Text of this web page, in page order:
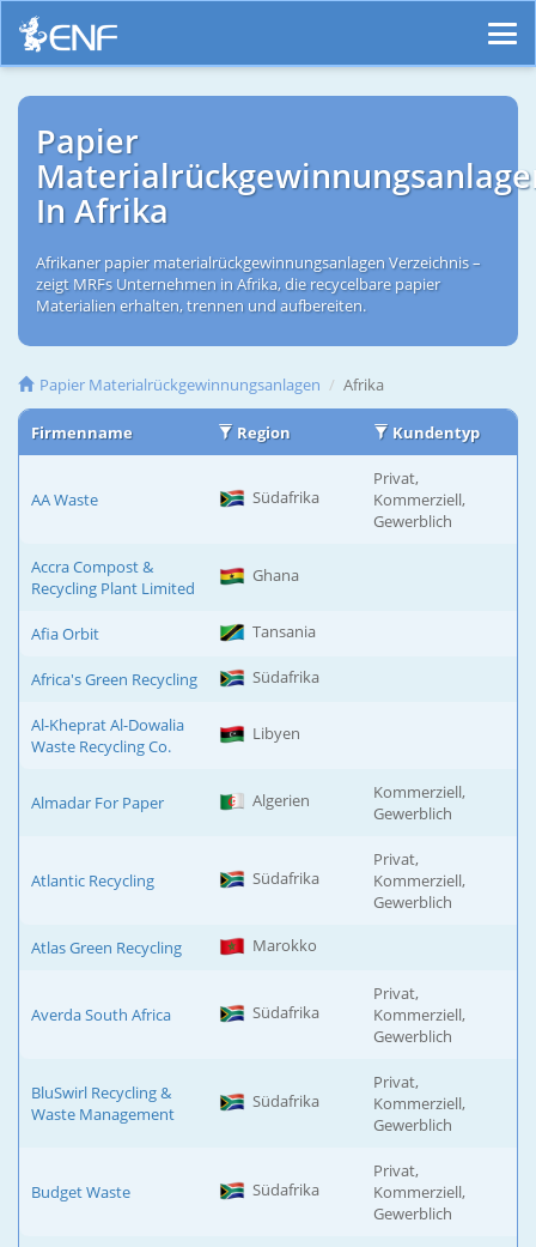
Papier
In Afrika
Afrikaner papier materialrückgewinnungsanlagen Verzeichnis –
zeigt MRFs Unternehmen in Afrika, die recycelbare papier
Materialien erhalten, trennen und aufbereiten.
Papier Materialrückgewinnungsanlagen Afrika
Firmenname Region Kundentyp
AA Waste Südafrika
Privat,
Kommerziell,
Gewerblich
Accra Compost &
Recycling Plant Limited
Ghana
Afia Orbit Tansania
Africa's Green Recycling Südafrika
Al-Kheprat Al-Dowalia
Waste Recycling Co.
Libyen
Almadar For Paper Algerien
Kommerziell,
Gewerblich
Atlantic Recycling Südafrika
Privat,
Kommerziell,
Gewerblich
Atlas Green Recycling Marokko
Averda South Africa Südafrika
Privat,
Kommerziell,
Gewerblich
BluSwirl Recycling &
Waste Management
Südafrika
Privat,
Kommerziell,
Gewerblich
Budget Waste Südafrika
Privat,
Kommerziell,
Gewerblich